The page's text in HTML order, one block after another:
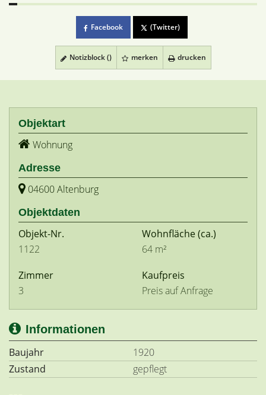
Facebook (Twitter)
Notizblock () merken drucken
Objektart
Wohnung
Adresse
04600 Altenburg
Objektdaten
Objekt-Nr.
1122
Wohnfläche(ca.)
64 m²
Zimmer
3
Kaufpreis
Preis auf Anfrage
Informationen
Baujahr
1920
Zustand
gepflegt